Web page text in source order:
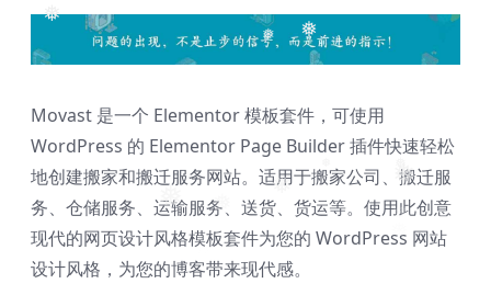
❅ ❅
❅
❅ ❅
❅
❅
❅
Movast 是一个 Elementor 模板套件，可使用
WordPress 的 Elementor Page Builder 插件快速轻松
地创建搬家和搬迁服务网站。适用于搬家公司、搬迁服
务、仓储服务、运输服务、送货、货运等。使用此创意
现代的网页设计风格模板套件为您的 WordPress 网站
设计风格，为您的博客带来现代感。